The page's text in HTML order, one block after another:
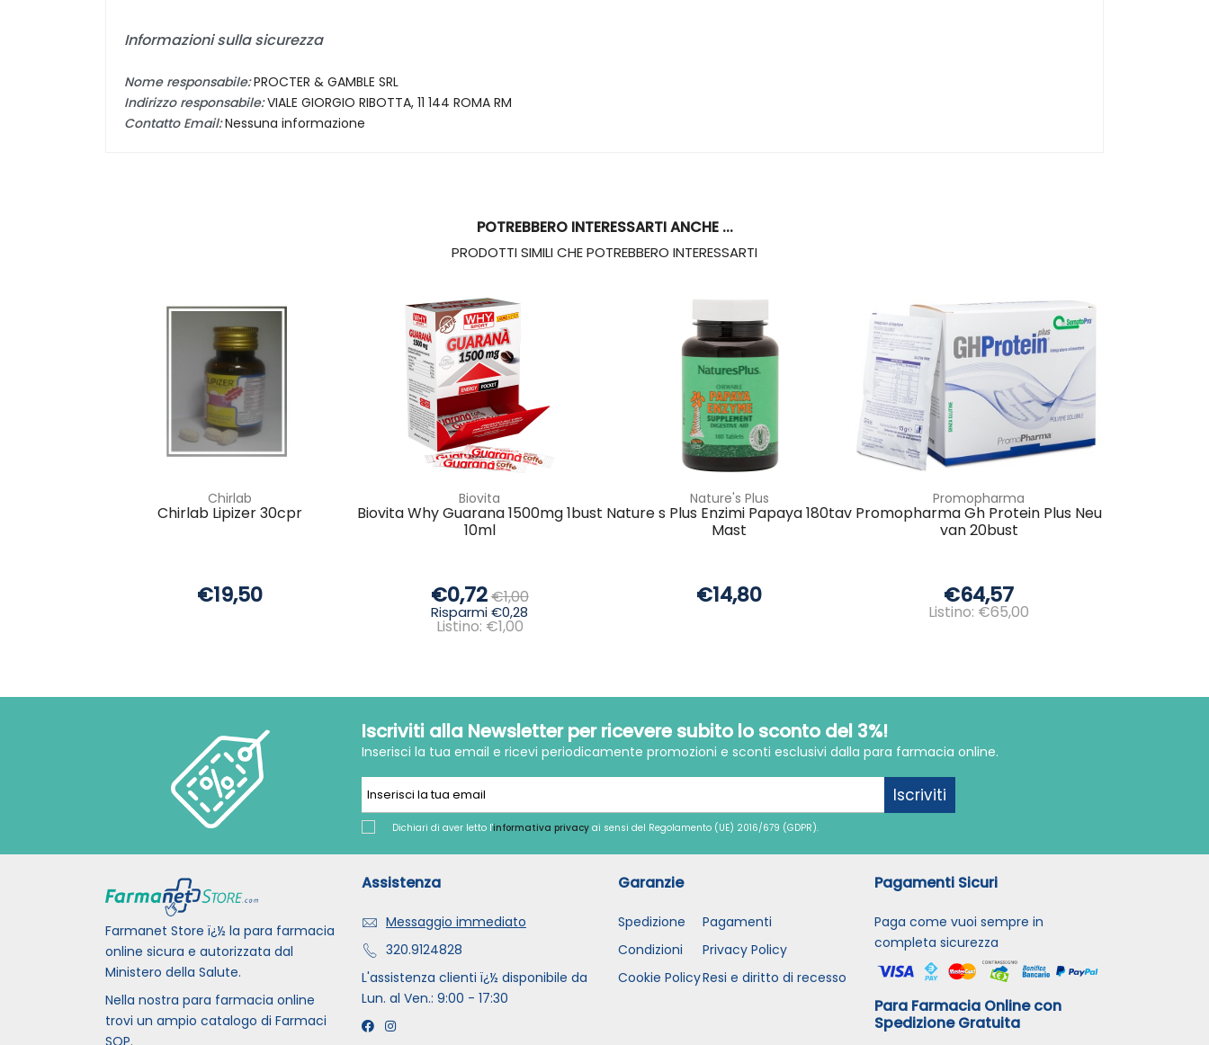
Informazioni sulla sicurezza
Nome responsabile:PROCTER & GAMBLE SRL
Indirizzo responsabile:VIALE GIORGIO RIBOTTA, 11 144 ROMA RM
Contatto Email:Nessuna informazione
POTREBBERO INTERESSARTI ANCHE ...
PRODOTTI SIMILI CHE POTREBBERO INTERESSARTI
Chirlab
Chirlab Lipizer 30cpr
€19,50
Biovita
Biovita Why Guarana 1500mg 1bust
10ml
€0,72€1,00
Risparmi €0,28
Listino: €1,00
Nature's Plus
Nature s Plus Enzimi Papaya 180tav
Mast
€14,80
Promopharma
Promopharma Gh Protein Plus Neu
van 20bust
€64,57
Listino: €65,00
Iscriviti alla Newsletter per ricevere subito lo sconto del 3%!
Inserisci la tua email e ricevi periodicamente promozioni e sconti esclusivi dalla para farmacia online.
Iscriviti
Dichiari di aver letto l'informativa privacy ai sensi del Regolamento (UE) 2016/679 (GDPR).
Farmanet Store ï¿½ la para farmacia
online sicura e autorizzata dal
Ministero della Salute.
Nella nostra para farmacia online
trovi un ampio catalogo di Farmaci
Assistenza
Messaggio immediato
320.9124828
L'assistenza clienti ï¿½ disponibile da
Lun. al Ven.: 9:00 - 17:30
Garanzie
Spedizione
Pagamenti
Condizioni
Privacy Policy
Cookie PolicyResi e diritto di recesso
Pagamenti Sicuri
Paga come vuoi sempre in
completa sicurezza
Para Farmacia Online con
Spedizione Gratuita